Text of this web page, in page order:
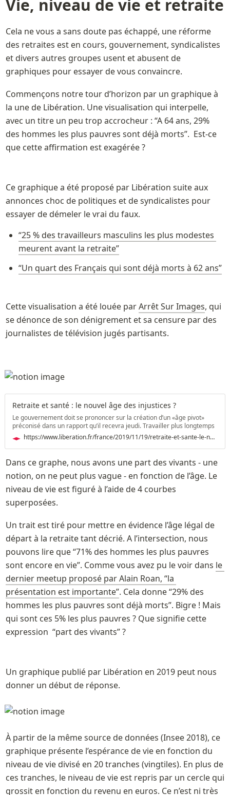
Vie, niveau de vie et retraite
Cela ne vous a sans doute pas échappé, une réforme
des retraites est en cours, gouvernement, syndicalistes
et divers autres groupes usent et abusent de
graphiques pour essayer de vous convaincre.
Commençons notre tour d’horizon par un graphique à
la une de Libération. Une visualisation qui interpelle,
avec un titre un peu trop accrocheur : “A 64 ans, 29%
des hommes les plus pauvres sont déjà morts”.  Est-ce
que cette affirmation est exagérée ?
Ce graphique a été proposé par Libération suite aux
annonces choc de politiques et de syndicalistes pour
essayer de démeler le vrai du faux.
“25 % des travailleurs masculins les plus modestes
meurent avant la retraite”
“Un quart des Français qui sont déjà morts à 62 ans”
Cette visualisation a été louée par Arrêt Sur Images, qui
se dénonce de son dénigrement et sa censure par des
journalistes de télévision jugés partisants.
Retraite et santé : le nouvel âge des injustices ?
Le gouvernement doit se prononcer sur la création d’un «âge pivot»
préconisé dans un rapport qu’il recevra jeudi. Travailler plus longtemps
? Pas si simple quand on prend en compte les inégalités sociales
en termes sanitaires et de durée de la vie.
https://www.liberation.fr/france/2019/11/19/retraite-et-sante-le-nouvel-age-des-injustices_1764409/
Dans ce graphe, nous avons une part des vivants - une
notion, on ne peut plus vague - en fonction de l’âge. Le
niveau de vie est figuré à l’aide de 4 courbes
superposées.
Un trait est tiré pour mettre en évidence l’âge légal de
départ à la retraite tant décrié. A l’intersection, nous
pouvons lire que “71% des hommes les plus pauvres
sont encore en vie”. Comme vous avez pu le voir dans le
dernier meetup proposé par Alain Roan, “la
présentation est importante”. Cela donne “29% des
hommes les plus pauvres sont déjà morts”. Bigre ! Mais
qui sont ces 5% les plus pauvres ? Que signifie cette
expression  “part des vivants” ?
Un graphique publié par Libération en 2019 peut nous
donner un début de réponse.
À partir de la même source de données (Insee 2018), ce
graphique présente l’espérance de vie en fonction du
niveau de vie divisé en 20 tranches (vingtiles). En plus de
ces tranches, le niveau de vie est repris par un cercle qui
grossit en fonction du revenu en euros. Ce n’est ni très